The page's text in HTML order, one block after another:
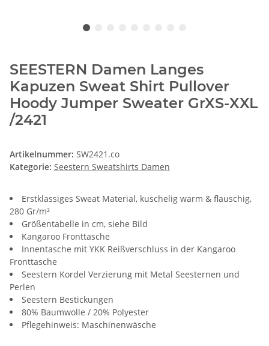
SEESTERN Damen Langes
Kapuzen Sweat Shirt Pullover
Hoody Jumper Sweater GrXS-XXL
/2421
Artikelnummer: SW2421.co
Kategorie: Seestern Sweatshirts Damen
Erstklassiges Sweat Material, kuschelig warm & flauschig,
280 Gr/m²
Größentabelle in cm, siehe Bild
Kangaroo Fronttasche
Innentasche mit YKK Reißverschluss in der Kangaroo
Fronttasche
Seestern Kordel Verzierung mit Metal Seesternen und
Perlen
Seestern Bestickungen
80% Baumwolle / 20% Polyester
Pflegehinweis: Maschinenwäsche